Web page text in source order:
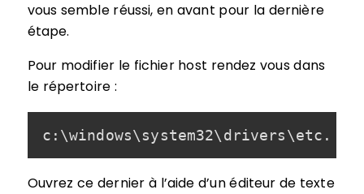
vous semble réussi, en avant pour la dernière
étape.
Pour modifier le fichier host rendez vous dans
le répertoire :
c:\windows\system32\drivers\etc.
Ouvrez ce dernier à l’aide d’un éditeur de texte